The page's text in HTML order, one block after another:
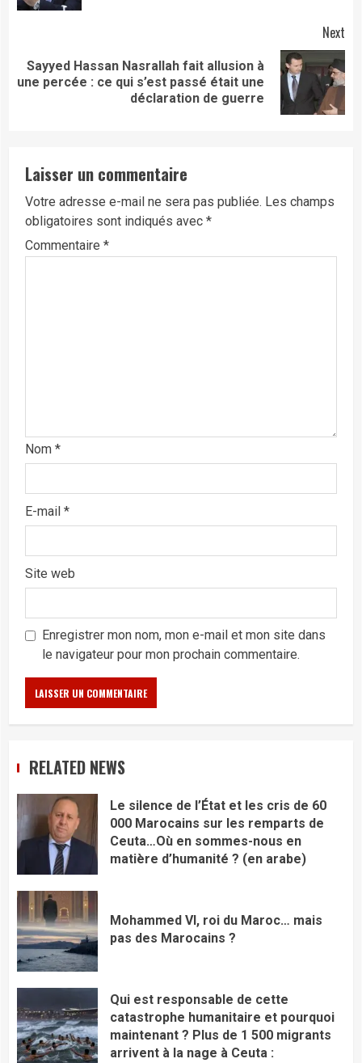
Next
Next
Sayyed Hassan Nasrallah fait allusion à
une percée : ce qui s’est passé était une
déclaration de guerre
Laisser un commentaire
Votre adresse e-mail ne sera pas publiée. Les champs
obligatoires sont indiqués avec *
Commentaire *
Nom *
E-mail *
Site web
Enregistrer mon nom, mon e-mail et mon site dans
le navigateur pour mon prochain commentaire.
RELATED NEWS
Le silence de l’État et les cris de 60
000 Marocains sur les remparts de
Ceuta…Où en sommes-nous en
matière d’humanité ? (en arabe)
Mohammed VI, roi du Maroc… mais
pas des Marocains ?
Qui est responsable de cette
catastrophe humanitaire et pourquoi
maintenant ? Plus de 1 500 migrants
arrivent à la nage à Ceuta :